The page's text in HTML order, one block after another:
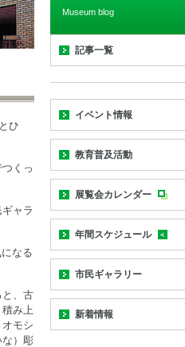
ひ
くっ
ャラ
なる
と、古
み上
モシ
な）彫
Museum blog
記事一覧
イベント情報
教育普及活動
展覧会カレンダー
年間スケジュール
市民ギャラリー
新着情報